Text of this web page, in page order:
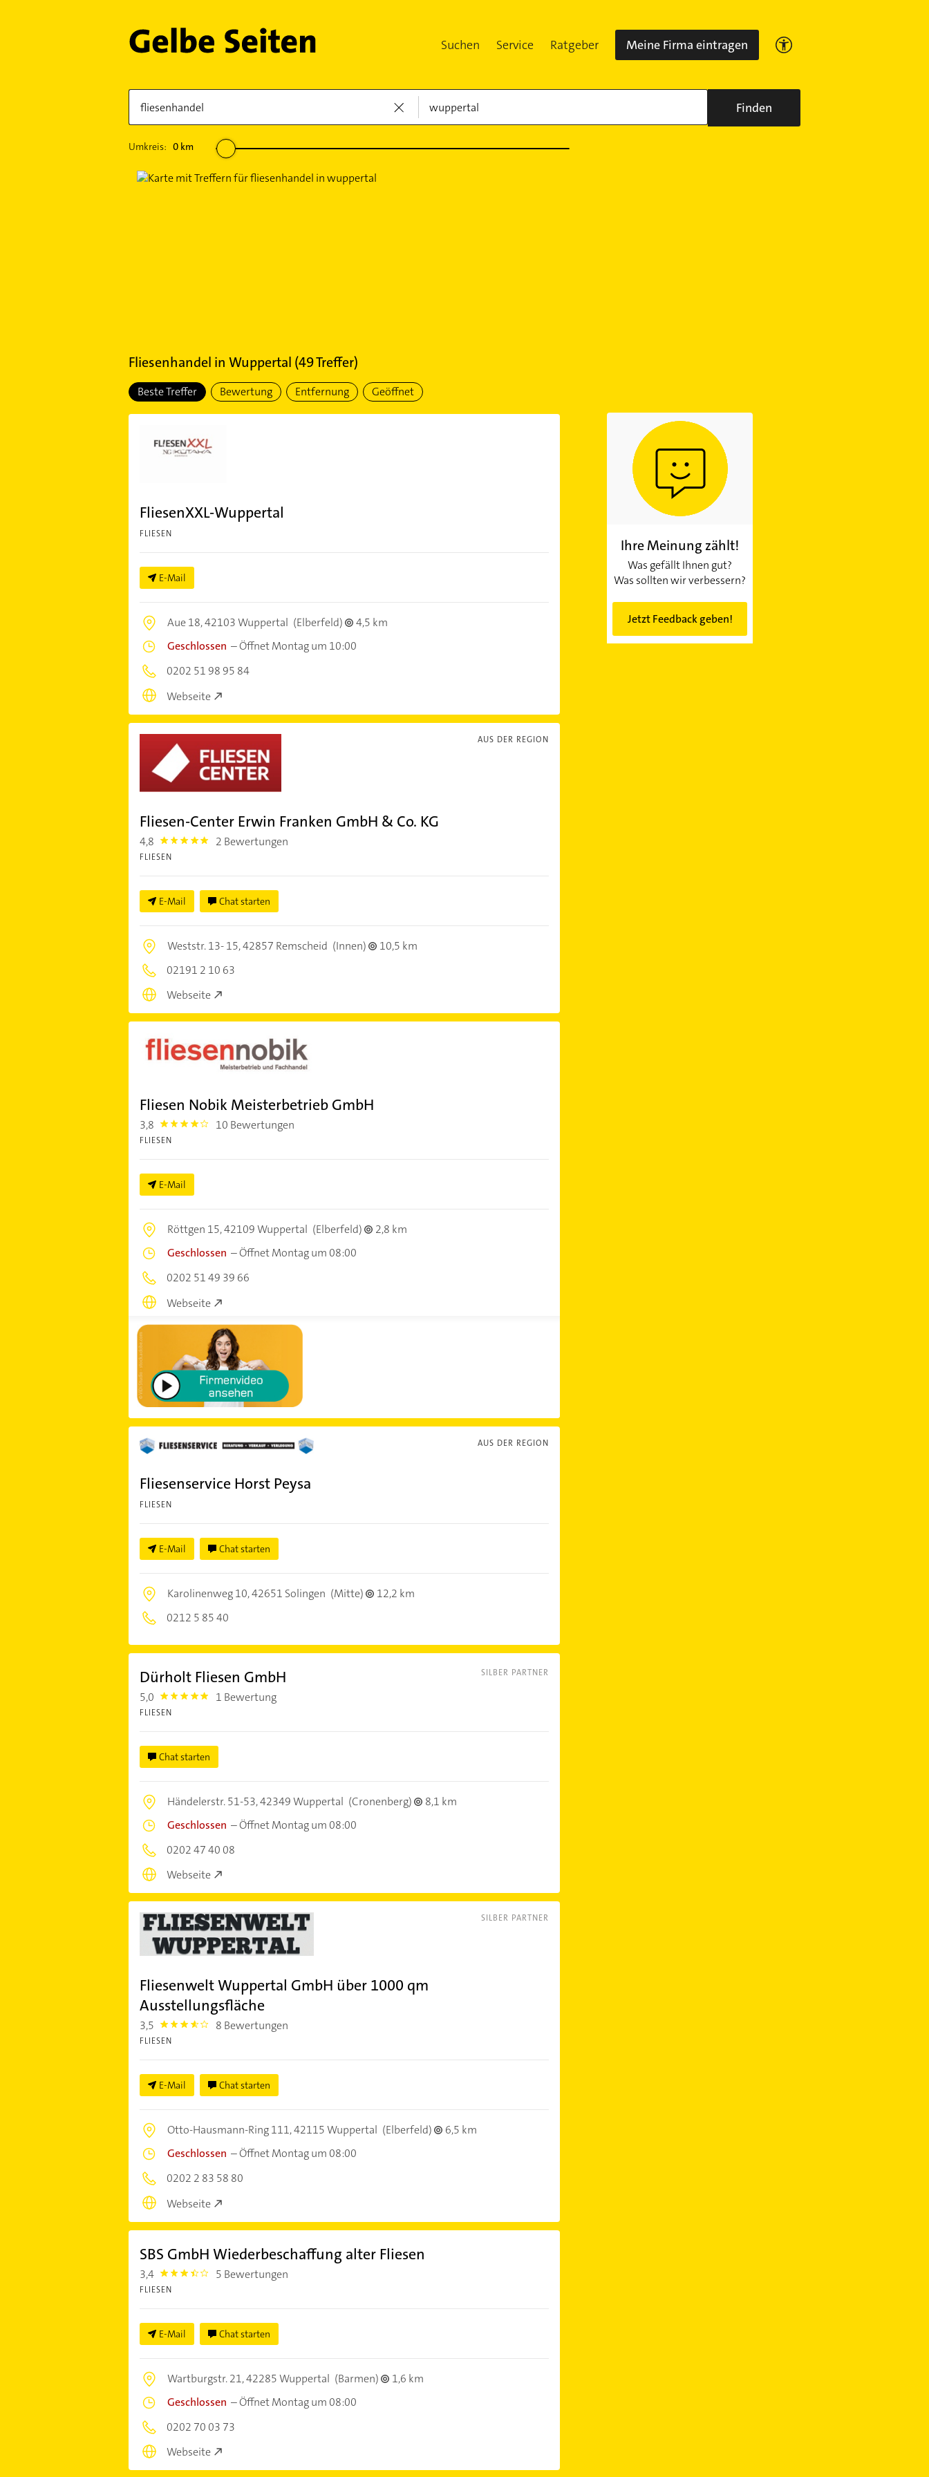
Suchen Service Ratgeber Meine Firma eintragen
Finden
Umkreis: 0km
Fliesenhandel in Wuppertal (49Treffer)
Beste Treffer Bewertung Entfernung Geöffnet
FliesenXXL-Wuppertal
FLIESEN
E-Mail
Aue 18,42103 Wuppertal (Elberfeld)
4,5 km
Geschlossen –Öffnet Montag um 10:00
0202 51 98 95 84
Webseite
AUS DER REGION
Fliesen-Center Erwin Franken GmbH & Co. KG
4,8 4.8 2 Bewertungen
FLIESEN
E-Mail Chat starten
Weststr. 13- 15,42857 Remscheid (Innen)
10,5 km
02191 2 10 63
Webseite
Fliesen Nobik Meisterbetrieb GmbH
3,8 3.8 10 Bewertungen
FLIESEN
E-Mail
Röttgen 15,42109 Wuppertal (Elberfeld)
2,8 km
Geschlossen –Öffnet Montag um 08:00
0202 51 49 39 66
Webseite
AUS DER REGION
Fliesenservice Horst Peysa
FLIESEN
E-Mail Chat starten
Karolinenweg 10,42651 Solingen (Mitte)
12,2 km
0212 5 85 40
SILBER PARTNER
Dürholt Fliesen GmbH
5,0 5.0 1 Bewertung
FLIESEN
Chat starten
Händelerstr. 51-53,42349 Wuppertal (Cronenberg)
8,1 km
Geschlossen –Öffnet Montag um 08:00
0202 47 40 08
Webseite
SILBER PARTNER
Fliesenwelt Wuppertal GmbH über 1000 qm
Ausstellungsfläche
3,5 3.5 8 Bewertungen
FLIESEN
E-Mail Chat starten
Otto-Hausmann-Ring 111,42115 Wuppertal (Elberfeld)
6,5 km
Geschlossen –Öffnet Montag um 08:00
0202 2 83 58 80
Webseite
SBS GmbH Wiederbeschaffung alter Fliesen
3,4 3.4 5 Bewertungen
FLIESEN
E-Mail Chat starten
Wartburgstr. 21,42285 Wuppertal (Barmen)
1,6 km
Geschlossen –Öffnet Montag um 08:00
0202 70 03 73
Webseite
Ihre Meinung zählt!
Was gefällt Ihnen gut?
Was sollten wir verbessern?
Jetzt Feedback geben!